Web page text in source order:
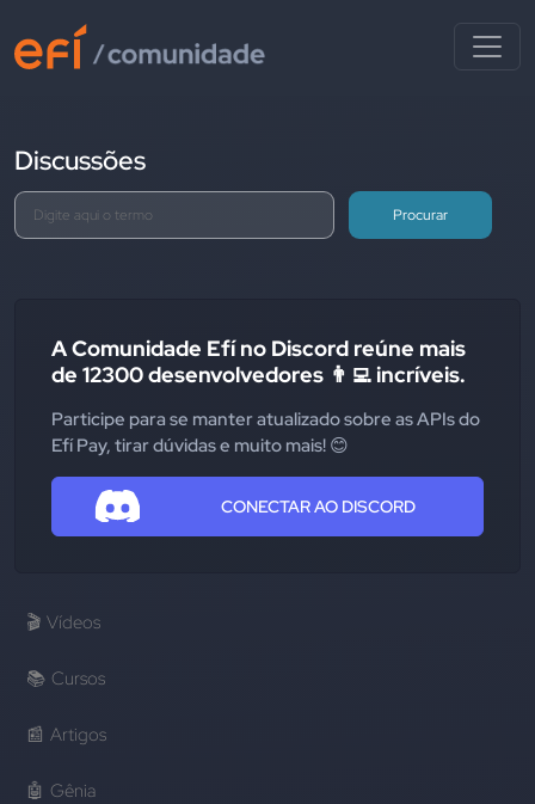
Discussões
Procurar
A Comunidade Efí no Discord reúne mais
de 12300 desenvolvedores 👨‍💻 incríveis.
Participe para se manter atualizado sobre as APIs do
Efí Pay, tirar dúvidas e muito mais! 😊
CONECTAR AO DISCORD
🎬 Vídeos
📚 Cursos
📰 Artigos
🤖 Gênia